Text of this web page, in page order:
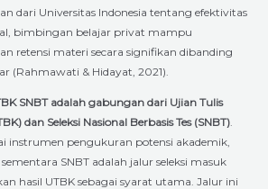
dari Universitas Indonesia tentang efektivitas
bimbingan belajar privat mampu
retensi materi secara signifikan dibanding
(Rahmawati & Hidayat, 2021).
SNBT adalah gabungan dari Ujian Tulis
dan Seleksi Nasional Berbasis Tes (SNBT)
instrumen pengukuran potensi akademik,
SNBT adalah jalur seleksi masuk
hasil UTBK sebagai syarat utama. Jalur ini